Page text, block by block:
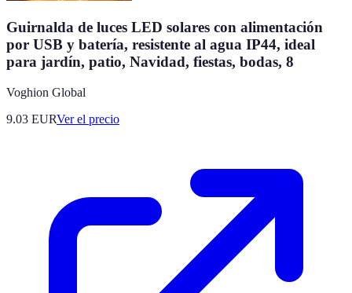
Guirnalda de luces LED solares con alimentación
por USB y batería, resistente al agua IP44, ideal
para jardín, patio, Navidad, fiestas, bodas, 8
Voghion Global
9.03 EURVer el precio